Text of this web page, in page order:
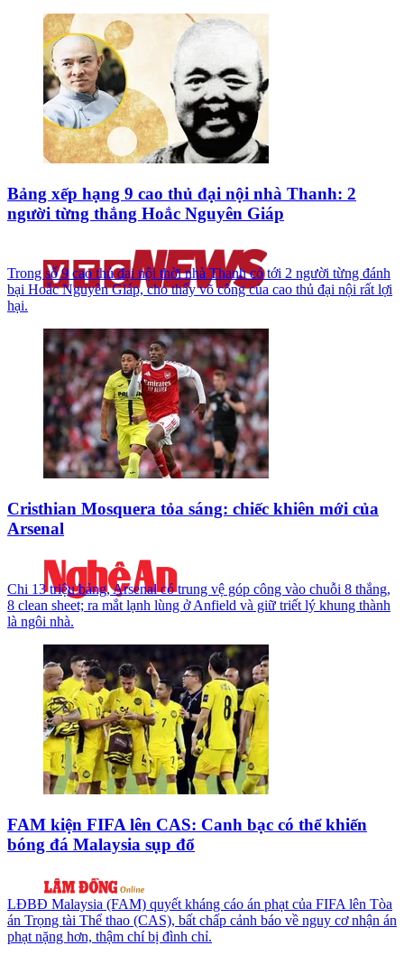
Bảng xếp hạng 9 cao thủ đại nội nhà Thanh: 2
người từng thắng Hoắc Nguyên Giáp
Trong số 9 cao thủ đại nội thời nhà Thanh có tới 2 người từng đánh
bại Hoắc Nguyên Giáp, cho thấy võ công của cao thủ đại nội rất lợi
hại.
Cristhian Mosquera tỏa sáng: chiếc khiên mới của
Arsenal
Chi 13 triệu bảng, Arsenal có trung vệ góp công vào chuỗi 8 thắng,
8 clean sheet; ra mắt lạnh lùng ở Anfield và giữ triết lý khung thành
là ngôi nhà.
FAM kiện FIFA lên CAS: Canh bạc có thể khiến
bóng đá Malaysia sụp đổ
LĐBĐ Malaysia (FAM) quyết kháng cáo án phạt của FIFA lên Tòa
án Trọng tài Thể thao (CAS), bất chấp cảnh báo về nguy cơ nhận án
phạt nặng hơn, thậm chí bị đình chỉ.